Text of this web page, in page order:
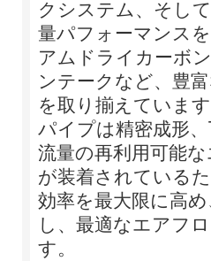
クシステム、そし
量パフォーマンス
アムドライカーボ
ンテークなど、豊
を取り揃えていま
パイプは精密成形
流量の再利用可能
が装着されている
効率を最大限に高
し、最適なエアフ
す。